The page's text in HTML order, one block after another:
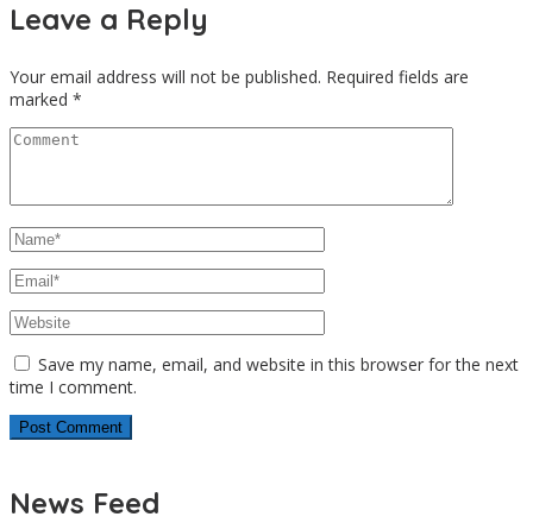
Leave a Reply
Your email address will not be published. Required fields are
marked *
Save my name, email, and website in this browser for the next
time I comment.
News Feed